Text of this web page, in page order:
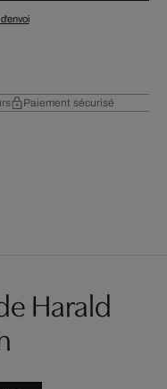
Paiement sécurisé
Harald